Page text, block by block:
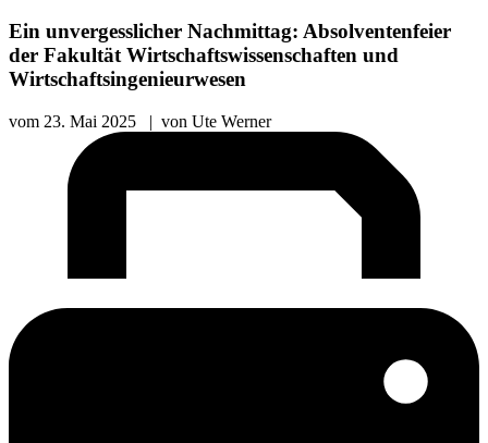
Ein unvergesslicher Nachmittag: Absolventenfeier
der Fakultät Wirtschaftswissenschaften und
Wirtschaftsingenieurwesen
vom 23. Mai 2025 | von Ute Werner